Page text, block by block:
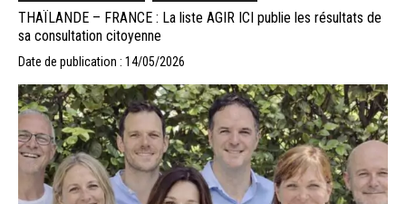
THAÏLANDE – FRANCE : La liste AGIR ICI publie les résultats de
sa consultation citoyenne
Date de publication : 14/05/2026